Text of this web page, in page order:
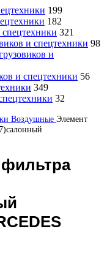
199
182
спецтехники 321
и спецтехники 98
и
и спецтехники 56
349
32
Воздушные Элемент